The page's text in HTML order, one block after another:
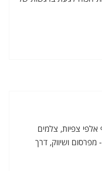
אלפי צפיות, צלמים
מפרסום ושיווק, דרך